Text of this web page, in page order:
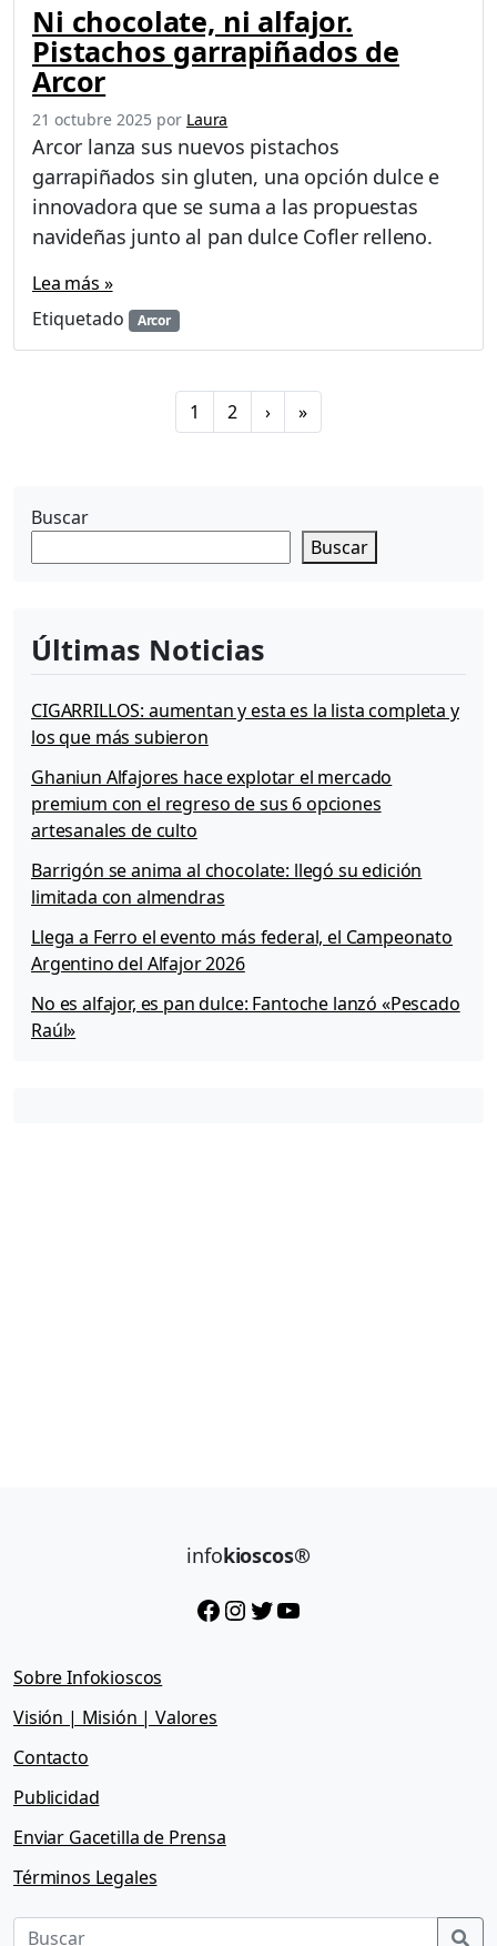
Ni chocolate, ni alfajor.
Pistachos garrapiñados de
Arcor
21 octubre 2025 por Laura
Arcor lanza sus nuevos pistachos
garrapiñados sin gluten, una opción dulce e
innovadora que se suma a las propuestas
navideñas junto al pan dulce Cofler relleno.
Lea más »
Etiquetado
Arcor
P
a
1
P
a
2 › »
Buscar
Buscar
Últimas Noticias
CIGARRILLOS: aumentan y esta es la lista completa y
los que más subieron
Ghaniun Alfajores hace explotar el mercado
premium con el regreso de sus 6 opciones
artesanales de culto
Barrigón se anima al chocolate: llegó su edición
limitada con almendras
Llega a Ferro el evento más federal, el Campeonato
Argentino del Alfajor 2026
No es alfajor, es pan dulce: Fantoche lanzó «Pescado
Raúl»
infokioscos®
Facebook InstagramTwitter YouTube
Sobre Infokioscos
Visión | Misión | Valores
Contacto
Publicidad
Enviar Gacetilla de Prensa
Términos Legales